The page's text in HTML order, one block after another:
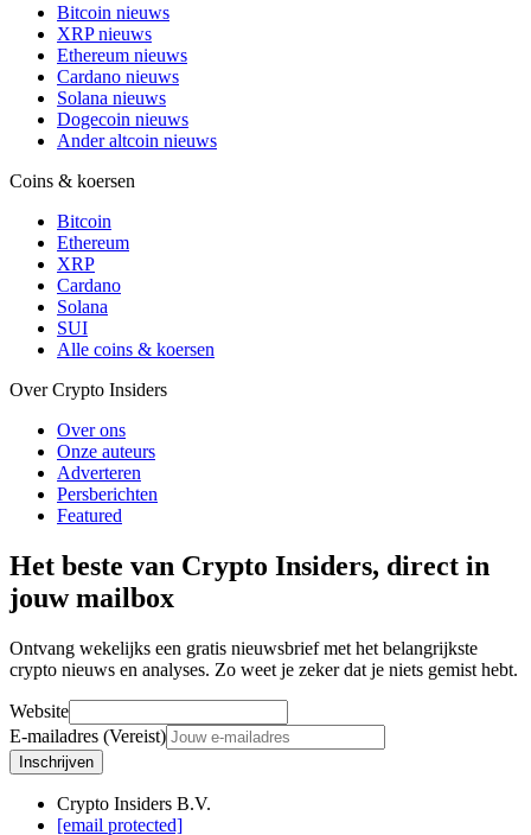
Bitcoin nieuws
XRP nieuws
Ethereum nieuws
Cardano nieuws
Solana nieuws
Dogecoin nieuws
Ander altcoin nieuws
Coins & koersen
Bitcoin
Ethereum
XRP
Cardano
Solana
SUI
Alle coins & koersen
Over Crypto Insiders
Over ons
Onze auteurs
Adverteren
Persberichten
Featured
Het beste van Crypto Insiders, direct in
jouw mailbox
Ontvang wekelijks een gratis nieuwsbrief met het belangrijkste
crypto nieuws en analyses. Zo weet je zeker dat je niets gemist hebt.
Website
E-mailadres (Vereist)
Inschrijven
Crypto Insiders B.V.
[email protected]